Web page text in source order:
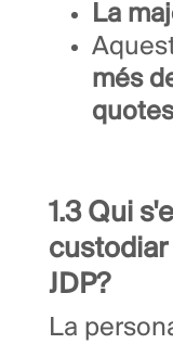
La
més
1.3 Qui
custodiar
JDP?
La